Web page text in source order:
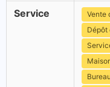
Service
Vente